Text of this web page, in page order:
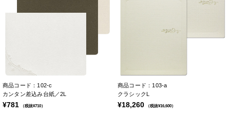
商品コード：102-c
カンタン差込み台紙／2L
¥781 （税抜¥710）
商品コード：103-a
クラシックL
¥18,260 （税抜¥16,600）